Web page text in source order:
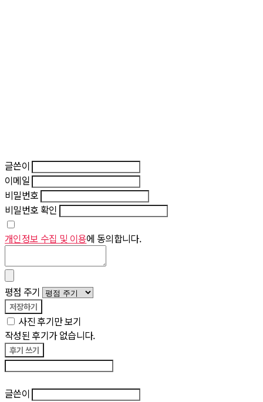
글쓴이
이메일
비밀번호
비밀번호 확인
개인정보 수집 및 이용에 동의합니다.
평점 주기
저장하기
사진 후기만 보기
작성된 후기가 없습니다.
후기 쓰기
글쓴이